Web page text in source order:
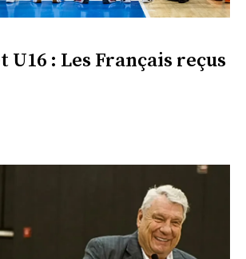
U16 : Les Français reçus